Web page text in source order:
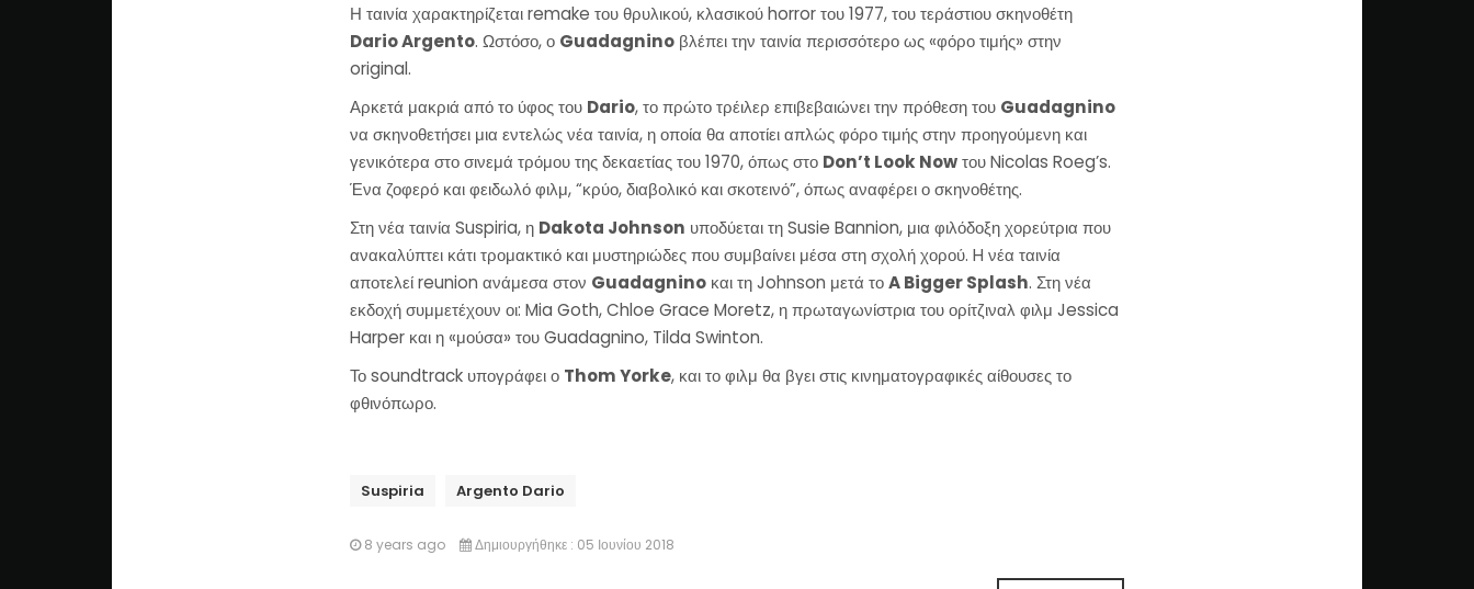
Η ταινία χαρακτηρίζεται remake του θρυλικού, κλασικού horror του 1977, του τεράστιου σκηνοθέτη
Dario Argento. Ωστόσο, ο Guadagninoβλέπει την ταινία περισσότερο ως «φόρο τιμής» στην
original.
Αρκετά μακριά από το ύφος του Dario, το πρώτο τρέιλερ επιβεβαιώνει την πρόθεση του Guadagnino
να σκηνοθετήσει μια εντελώς νέα ταινία, η οποία θα αποτίει απλώς φόρο τιμής στην προηγούμενη και
γενικότερα στο σινεμά τρόμου της δεκαετίας του 1970, όπως στο Don’t Look Nowτου Nicolas Roeg’s.
Ένα ζοφερό και φειδωλό φιλμ, “κρύο, διαβολικό και σκοτεινό”, όπως αναφέρει ο σκηνοθέτης.
Στη νέα ταινία Suspiria, η Dakota Johnson υποδύεται τη Susie Bannion, μια φιλόδοξη χορεύτρια που
ανακαλύπτει κάτι τρομακτικό και μυστηριώδες που συμβαίνει μέσα στη σχολή χορού. H νέα ταινία
αποτελεί reunion ανάμεσα στον Guadagninoκαι τη Johnson μετά τοA Bigger Splash. Στη νέα
εκδοχή συμμετέχουν οι: Mia Goth, Chloe Grace Moretz, η πρωταγωνίστρια του ορίτζιναλ φιλμ Jessica
Harper και η «μούσα» του Guadagnino, Tilda Swinton.
Το soundtrack υπογράφει ο Thom Yorke, και το φιλμ θα βγει στις κινηματογραφικές αίθουσες το
φθινόπωρο.
Suspiria Argento Dario
8 years ago Δημιουργήθηκε : 05 Ιουνίου 2018